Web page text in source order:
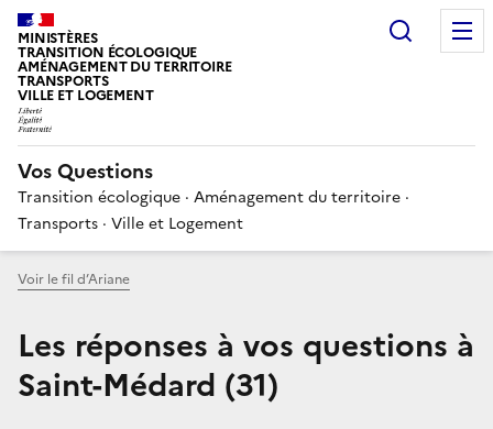
MINISTÈRES
TRANSITION ÉCOLOGIQUE
AMÉNAGEMENT DU TERRITOIRE
TRANSPORTS
VILLE ET LOGEMENT
Vos Questions
Transition écologique · Aménagement du territoire ·
Transports · Ville et Logement
Voir le fil d’Ariane
Les réponses à vos questions à
Saint-Médard (31)